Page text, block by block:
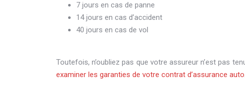
7 jours en cas de panne
14 jours en cas d’accident
40 jours en cas de vol
Toutefois, n’oubliez pas que votre assureur n’est pas
examiner les garanties de votre contrat d’assurance auto